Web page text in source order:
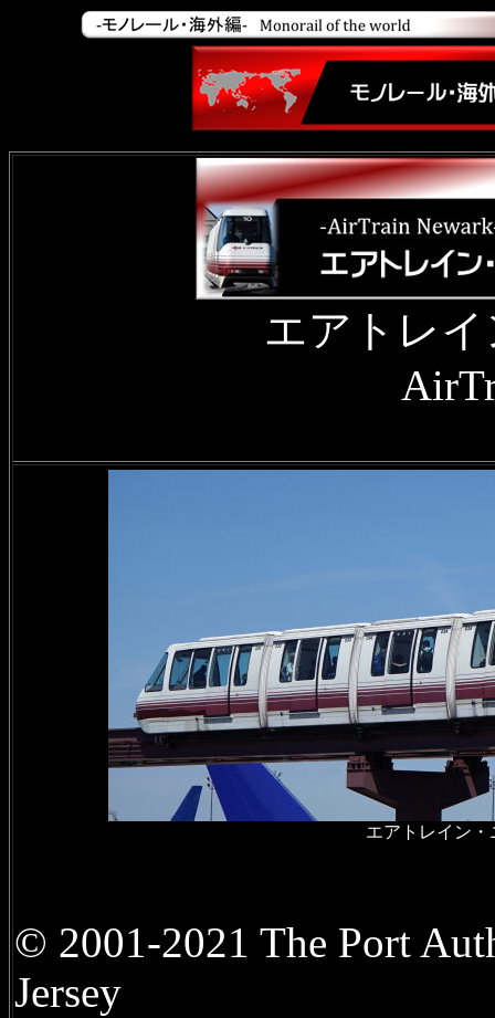
エアトレ
エアトレイン
© 2001-2021 The Port
Jersey